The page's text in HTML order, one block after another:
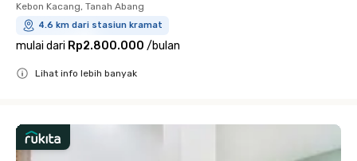
Kebon Kacang, Tanah Abang
4.6 km dari stasiun kramat
mulai dari Rp2.800.000 /bulan
Lihat info lebih banyak